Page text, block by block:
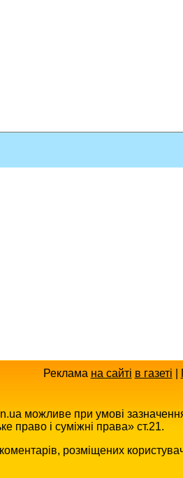
Реклама на сайті в газеті
можливе при умові
право і суміжні права» ст.21.
коментарів, розміщених